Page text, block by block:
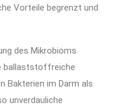
Vorteile begrenzt und
des Mikrobioms
ballaststoffreiche
Bakterien im Darm als
unverdauliche